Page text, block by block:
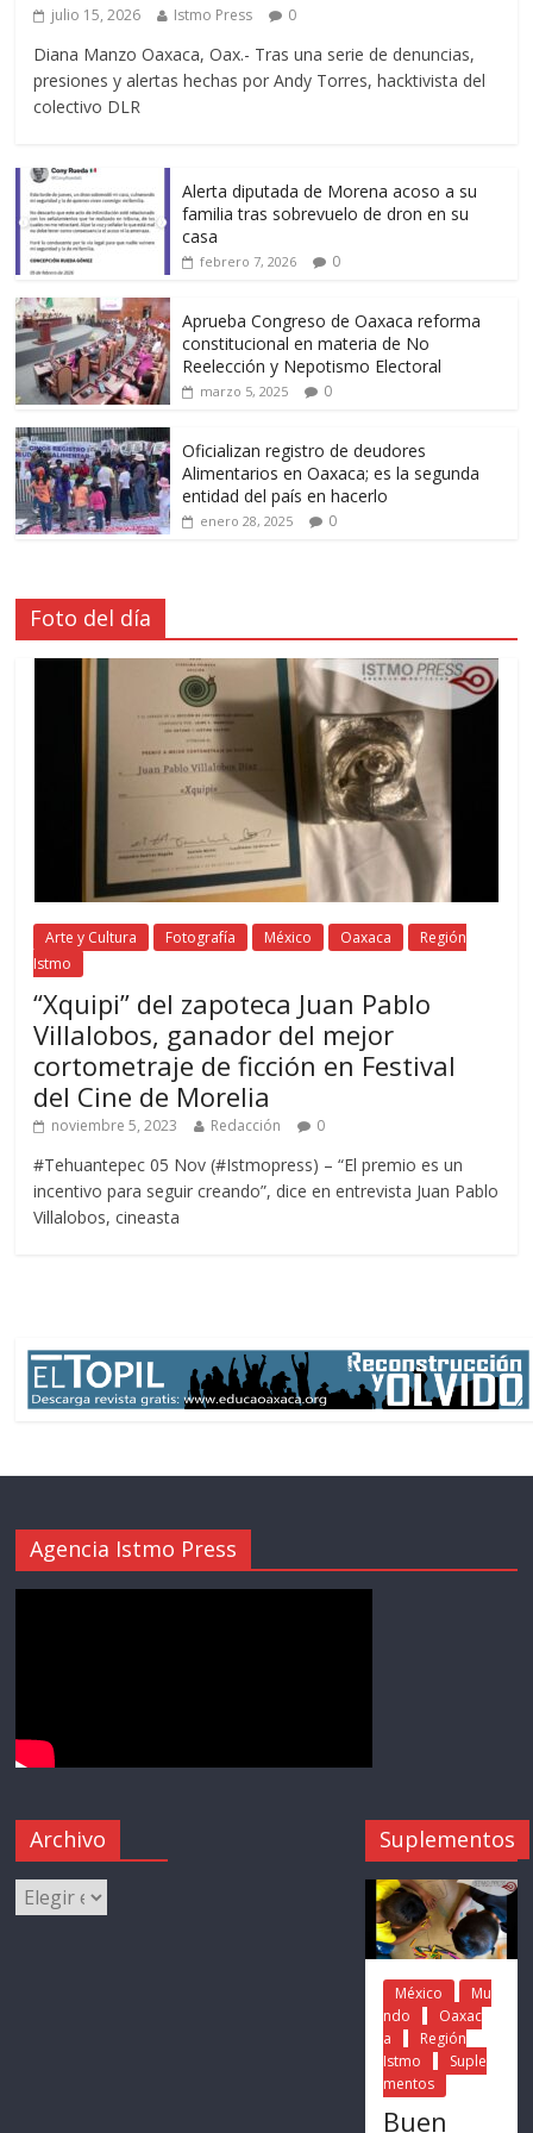
julio 15, 2026 Istmo Press 0
Diana Manzo Oaxaca, Oax.- Tras una serie de denuncias,
presiones y alertas hechas por Andy Torres, hacktivista del
colectivo DLR
Alerta diputada de Morena acoso a su
familia tras sobrevuelo de dron en su
casa
febrero 7, 2026 0
Aprueba Congreso de Oaxaca reforma
constitucional en materia de No
Reelección y Nepotismo Electoral
marzo 5, 2025 0
Oficializan registro de deudores
Alimentarios en Oaxaca; es la segunda
entidad del país en hacerlo
enero 28, 2025 0
Foto del día
Arte y Cultura Fotografía México Oaxaca
Región
Istmo
“Xquipi” del zapoteca Juan Pablo
Villalobos, ganador del mejor
cortometraje de ficción en Festival
del Cine de Morelia
noviembre 5, 2023 Redacción 0
#Tehuantepec 05 Nov (#Istmopress) – “El premio es un
incentivo para seguir creando”, dice en entrevista Juan Pablo
Villalobos, cineasta
Agencia Istmo Press
Archivo Suplementos
México
Mu
ndo
Oaxac
a
Región
Istmo
Suple
mentos
Buen